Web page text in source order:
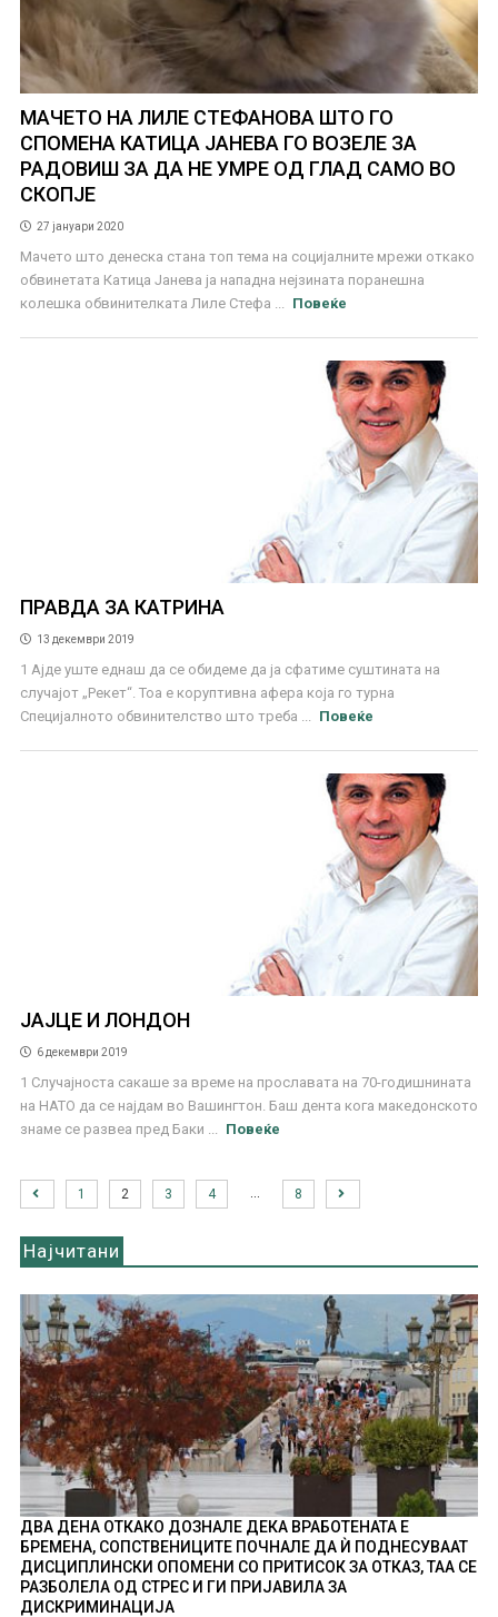
МАЧЕТО НА ЛИЛЕ СТЕФАНОВА ШТО ГО
СПОМЕНА КАТИЦА ЈАНЕВА ГО ВОЗЕЛЕ ЗА
РАДОВИШ ЗА ДА НЕ УМРЕ ОД ГЛАД САМО ВО
СКОПЈЕ
27 јануари 2020
Мачето што денеска стана топ тема на социјалните мрежи откако
обвинетата Катица Јанева ја нападна нејзината поранешна
колешка обвинителката Лиле Стефа ...
Повеќе
ПРАВДА ЗА КАТРИНА
13 декември 2019
1 Ајде уште еднаш да се обидеме да ја сфатиме суштината на
случајот „Рекет“. Тоа е коруптивна афера која го турна
Специјалното обвинителство што треба ...
Повеќе
ЈАЈЦЕ И ЛОНДОН
6 декември 2019
1 Случајноста сакаше за време на прославата на 70-годишнината
на НАТО да се најдам во Вашингтон. Баш дента кога македонското
знаме се развеа пред Баки ...
Повеќе
1 2 3 4 8
Најчитани
ДВА ДЕНА ОТКАКО ДОЗНАЛЕ ДЕКА ВРАБОТЕНАТА Е
БРЕМЕНА, СОПСТВЕНИЦИТЕ ПОЧНАЛЕ ДА Ѝ ПОДНЕСУВААТ
ДИСЦИПЛИНСКИ ОПОМЕНИ СО ПРИТИСОК ЗА ОТКАЗ, ТАА СЕ
РАЗБОЛЕЛА ОД СТРЕС И ГИ ПРИЈАВИЛА ЗА
ДИСКРИМИНАЦИЈА